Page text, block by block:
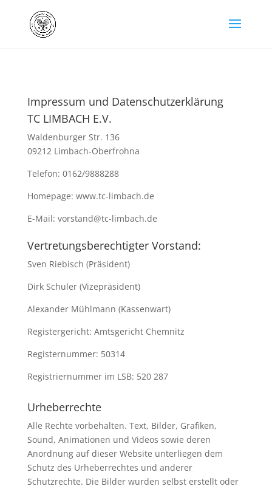
Impressum und Datenschutzerklärung
TC LIMBACH E.V.
Waldenburger Str. 136
09212 Limbach-Oberfrohna
Telefon: 0162/9888288
Homepage: www.tc-limbach.de
E-Mail: vorstand@tc-limbach.de
Vertretungsberechtigter Vorstand:
Sven Riebisch (Präsident)
Dirk Schuler (Vizepräsident)
Alexander Mühlmann (Kassenwart)
Registergericht: Amtsgericht Chemnitz
Registernummer: 50314
Registriernummer im LSB: 520 287
Urheberrechte
Alle Rechte vorbehalten. Text, Bilder, Grafiken,
Sound, Animationen und Videos sowie deren
Anordnung auf dieser Website unterliegen dem
Schutz des Urheberrechtes und anderer
Schutzrechte. Die Bilder wurden selbst erstellt oder